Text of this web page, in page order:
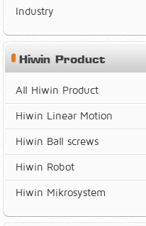
Industry
Hiwin Product
All Hiwin Product
Hiwin Linear Motion
Hiwin Ball screws
Hiwin Robot
Hiwin Mikrosystem